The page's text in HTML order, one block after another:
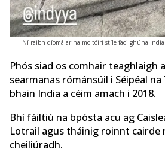
Ní raibh díomá ar na moltóirí stíle faoi ghúna India
Phós siad os comhair teaghlaigh
searmanas rómánsúil i Séipéal
bhain India a céim amach i 2018.
Bhí fáiltiú na bpósta acu ag
Lotrail agus tháinig roinnt cairde
cheiliúradh.